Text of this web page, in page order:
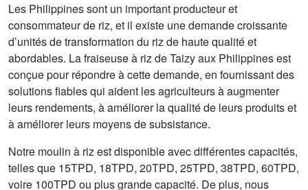
Les Philippines sont un important producteur et
consommateur de riz, et il existe une demande croissante
d’unités de transformation du riz de haute qualité et
abordables. La fraiseuse à riz de Taizy aux Philippines est
conçue pour répondre à cette demande, en fournissant des
solutions fiables qui aident les agriculteurs à augmenter
leurs rendements, à améliorer la qualité de leurs produits et
à améliorer leurs moyens de subsistance.
Notre moulin à riz est disponible avec différentes capacités,
telles que 15TPD, 18TPD, 20TPD, 25TPD, 38TPD, 60TPD,
voire 100TPD ou plus grande capacité. De plus, nous